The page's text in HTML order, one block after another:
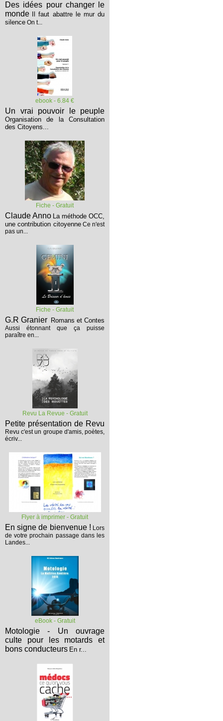
Des idées pour changer le
monde
Il faut abattre le mur du
silence On t...
ebook - 6.84 €
Un vrai pouvoir le peuple
Organisation de la Consultation
des Citoyens...
Fiche - Gratuit
Claude Anno La méthode OCC,
une contribution citoyenne Ce n'est
pas un...
Fiche - Gratuit
G.R Granier Romans et Contes
Aussi étonnant que ça puisse
paraître en...
Revu La Revue - Gratuit
Petite présentation de Revu
Revu c'est un groupe d'amis, poètes,
écriv...
Flyer à imprimer - Gratuit
En signe de bienvenue ! Lors
de votre prochain passage dans les
Landes...
eBook - Gratuit
Motologie - Un ouvrage
culte pour les motards et
bons conducteurs En r...